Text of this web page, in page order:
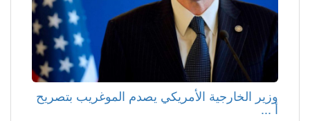
وزير الخارجية الأمريكي يصدم الموغريب بتصريح
أ ...